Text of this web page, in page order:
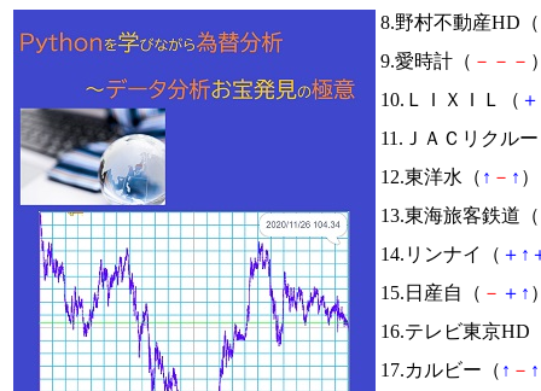
8.野村不動産HD（
9.愛時計（ － － －
10.ＬＩＸＩＬ（ ＋
11.ＪＡＣリクル
12.東洋水（ ↑ － ↑
13.東海旅客鉄道（
14.リンナイ（ ＋ ↑
15.日産自（ － ＋ ↑
16.テレビ東京HD
17.カルビー（ ↑ － ↑